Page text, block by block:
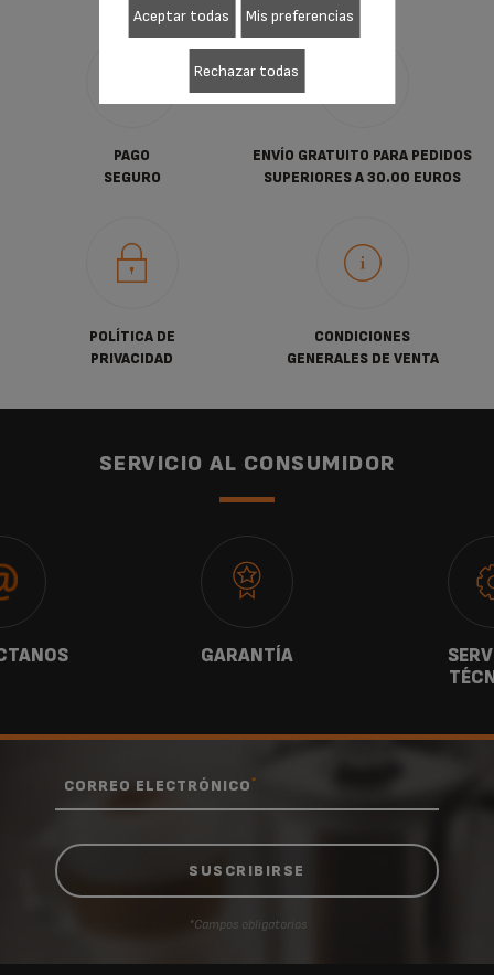
PAGO
SEGURO
ENVÍO GRATUITO PARA PEDIDOS
SUPERIORES A 30.00 EUROS
POLÍTICA DE
PRIVACIDAD
CONDICIONES
GENERALES DE VENTA
SERVICIO AL CONSUMIDOR
GARANTÍA
CORREO ELECTRÓNICO*
*Campos obligatorios
Aceptar todas Mis preferencias
Rechazar todas